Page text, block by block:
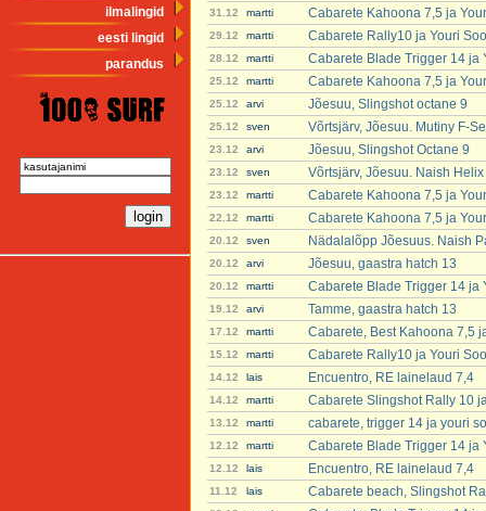
ilmalingid
eesti lingid
parandus
31.12 martti Cabarete Kahoona 7,5 ja
29.12 martti Cabarete Rally10 ja Youri
28.12 martti Cabarete Blade Trigger 14 ja
25.12 martti Cabarete Kahoona 7,5 ja
25.12 arvi Jõesuu, Slingshot octane 9
25.12 sven Võrtsjärv, Jõesuu. Mutiny F-
23.12 arvi Jõesuu, Slingshot Octane 9
23.12 sven Võrtsjärv, Jõesuu. Naish
23.12 martti Cabarete Kahoona 7,5 ja
22.12 martti Cabarete Kahoona 7,5 ja
20.12 sven Nädalalõpp Jõesuus. Naish
20.12 arvi Jõesuu, gaastra hatch 13
20.12 martti Cabarete Blade Trigger 14 ja
19.12 arvi Tamme, gaastra hatch 13
17.12 martti Cabarete, Best Kahoona 7,5
15.12 martti Cabarete Rally10 ja Youri
14.12 lais Encuentro, RE lainelaud 7,4
14.12 martti Cabarete Slingshot Rally 10
13.12 martti cabarete, trigger 14 ja youri
12.12 martti Cabarete Blade Trigger 14 ja
12.12 lais Encuentro, RE lainelaud 7,4
11.12 lais Cabarete beach, Slingshot